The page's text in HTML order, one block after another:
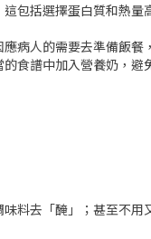
包括選擇蛋白質和熱量
病人的需要去準備飯
食譜中加入營養奶，避
料去「醃」；甚至不用